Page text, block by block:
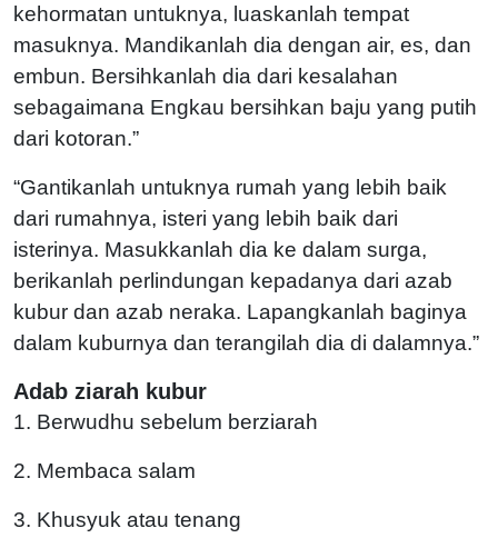
kehormatan untuknya, luaskanlah tempat
masuknya. Mandikanlah dia dengan air, es, dan
embun. Bersihkanlah dia dari kesalahan
sebagaimana Engkau bersihkan baju yang putih
dari kotoran.”
“Gantikanlah untuknya rumah yang lebih baik
dari rumahnya, isteri yang lebih baik dari
isterinya. Masukkanlah dia ke dalam surga,
berikanlah perlindungan kepadanya dari azab
kubur dan azab neraka. Lapangkanlah baginya
dalam kuburnya dan terangilah dia di dalamnya.”
Adab ziarah kubur
1. Berwudhu sebelum berziarah
2. Membaca salam
3. Khusyuk atau tenang